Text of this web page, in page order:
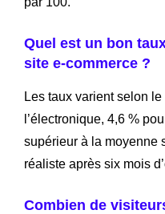
Quel est un bon
site e-commerce ?
Les taux varient selon
l’électronique, 4,6 %
supérieur à la moyenne
réaliste après six mois
Combien de